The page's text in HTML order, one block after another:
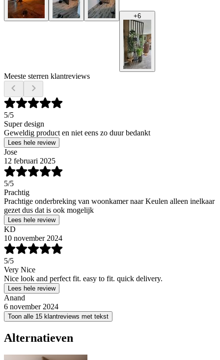
+6
Meeste sterren klantreviews
5/5
Super design
Geweldig product en niet eens zo duur bedankt
Lees hele review
Jose
12 februari 2025
5/5
Prachtig
Prachtige onderbreking van woonkamer naar Keulen alleen inelkaar
gezet dus dat is ook mogelijk
Lees hele review
KD
10 november 2024
5/5
Very Nice
Nice look and perfect fit. easy to fit. quick delivery.
Lees hele review
Anand
6 november 2024
Toon alle 15 klantreviews met tekst
Alternatieven